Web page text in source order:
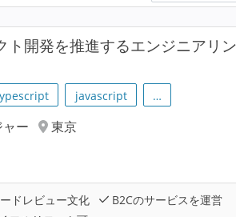
ト開発を推進するエンジニアリ
javascript …
ー
東京
ドレビュー文化
B2Cのサービスを運営